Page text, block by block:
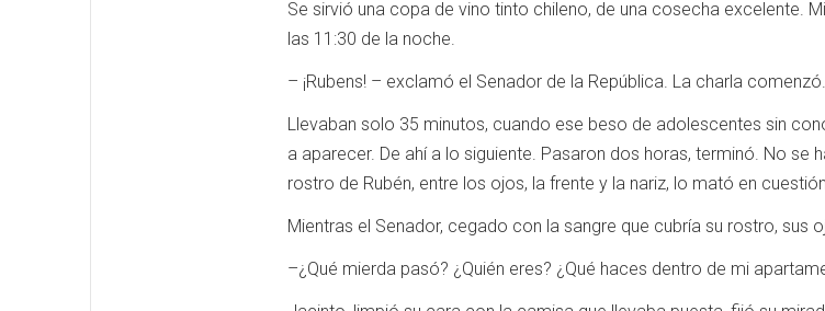
Se sirvió una copa de vino tinto chileno, de una cosecha excelente.
las 11:30 de la noche.
– ¡Rubens! – exclamó el Senador de la República. La charla comenzó.
Llevaban solo 35 minutos, cuando ese beso de adolescentes sin
a aparecer. De ahí a lo siguiente. Pasaron dos horas, terminó. No
rostro de Rubén, entre los ojos, la frente y la nariz, lo mató en
Mientras el Senador, cegado con la sangre que cubría su rostro, sus
–¿Qué mierda pasó? ¿Quién eres? ¿Qué haces dentro de mi